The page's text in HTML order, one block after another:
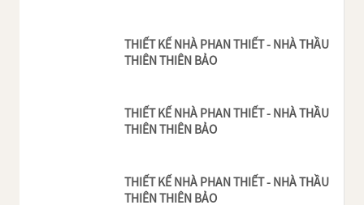
THIẾT KẾ NHÀ PHAN THIẾT - NHÀ THẦU
THIÊN THIÊN BẢO
THIẾT KẾ NHÀ PHAN THIẾT - NHÀ THẦU
THIÊN THIÊN BẢO
THIẾT KẾ NHÀ PHAN THIẾT - NHÀ THẦU
THIÊN THIÊN BẢO